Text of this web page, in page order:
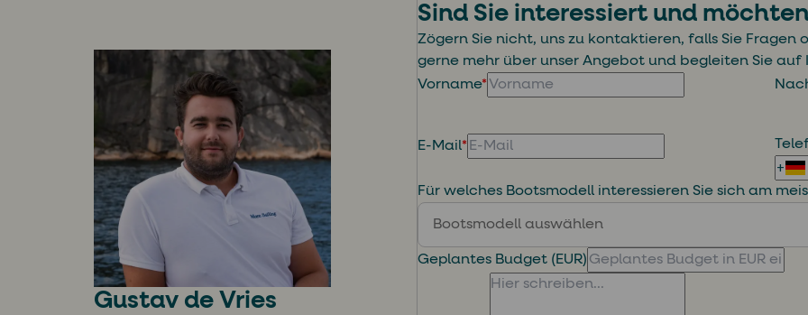
Gustav de Vries
Sind Sie interessiert und
Zögern Sie nicht, uns zu kontaktieren, falls Sie Fragen
gerne mehr über unser Angebot und begleiten Sie auf
Vorname*
E-Mail*
Für welches Bootsmodell interessieren Sie sich am
Bootsmodell auswählen
Geplantes Budget (EUR)